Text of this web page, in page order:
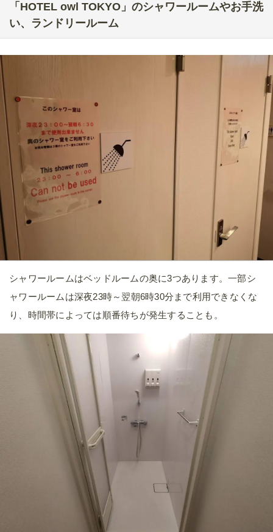
「HOTEL owl TOKYO」のシャワールームやお手洗
い、ランドリールーム
シャワールームはベッドルームの奥に3つあります。一部シ
ャワールームは深夜23時～翌朝6時30分まで利用できなくな
り、時間帯によっては順番待ちが発生することも。